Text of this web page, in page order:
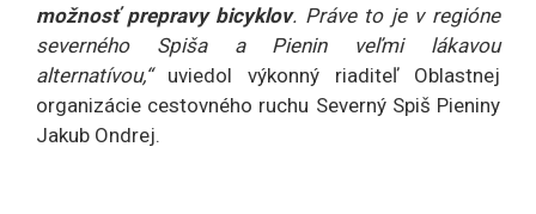
možnosť prepravy bicyklov. Práve to je v regióne
severného Spiša a Pienin veľmi lákavou
alternatívou,“ uviedol výkonný riaditeľ Oblastnej
organizácie cestovného ruchu Severný Spiš Pieniny
Jakub Ondrej.